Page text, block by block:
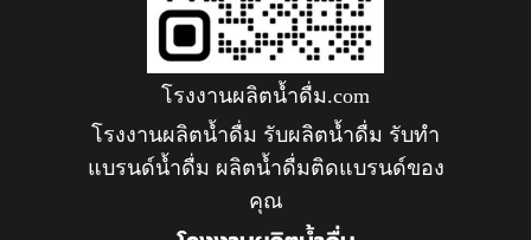
โรงงานผลิตน้ำดื่ม.com
โรงงานผลิตน้ำดื่ม รับผลิตน้ำดื่ม รับทำ
แบรนด์น้ำดื่ม ผลิตน้ำดื่มติดแบรนด์ของ
คุณ